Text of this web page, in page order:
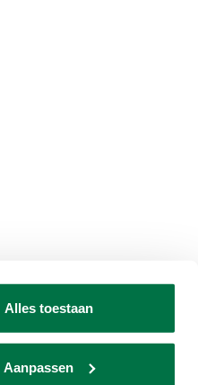
Alles toestaan
Aanpassen